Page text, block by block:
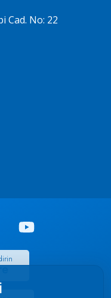
Cad. No: 22